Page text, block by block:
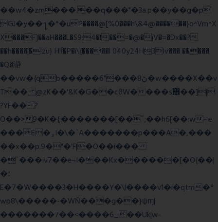
��w4�zm���.��q���"�3a.p��y��g�p
GJ�y��႑�*�uP����@[%0���h\&4@������}o^Vm^X
X���F]��aH���L�S9:4�l��=�@�jV�=�Dx��?
��h����|�!zu} H!Ī�P�i\{�����l 040y24H3lv��� �����
�Q�瀞
��vw�{qb�����6"���8ڻ�w����X��v
T�� @zK��'&K�G��cϑW����s޾��]|
?YF�� ?
O��>9�K�{;�������[��˝;��h6[��:w~e
���E�ۅl�\�`A�������p���A�,���
��x��p.9�"�'F|�O��i���
�`���iv7��e~l���Kx������[�O{��|
�؛
E�7�W����3�H����Y�\l����v1�i�qtm�°
wp8\�����-�WŇ���g��}ψɱ|
�������7��<����6_��Uk|w-